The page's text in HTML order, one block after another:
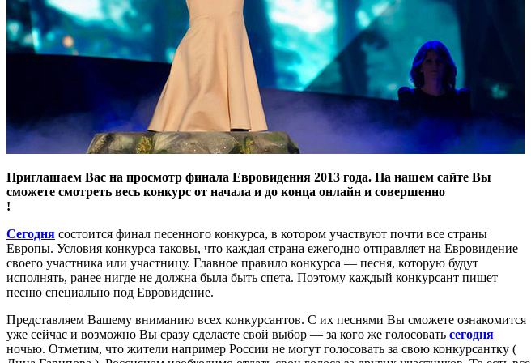
Приглашаем Вас на просмотр финала Евровидения 2013 года. На нашем сайте Вы
сможете смотреть весь конкурс от начала и до конца онлайн и совершенно
!
Сегодня состоится финал песенного конкурса, в котором участвуют почти все страны
Европы. Условия конкурса таковы, что каждая страна ежегодно отправляет на Евровидение
своего участника или участницу. Главное правило конкурса — песня, которую будут
исполнять, ранее нигде не должна была быть спета. Поэтому каждый конкурсант пишет
песню специально под Евровидение.
Представляем Вашему вниманию всех конкурсантов. С их песнями Вы сможете ознакомится
уже сейчас и возможно Вы сразу сделаете свой выбор — за кого же голосовать сегодня
ночью. Отметим, что жители например России не могут голосовать за свою конкурсантку (